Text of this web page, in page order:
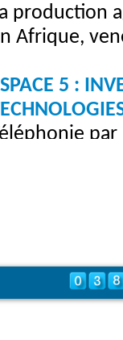
production
Afrique,
5 :
Entreprises ou
la forme